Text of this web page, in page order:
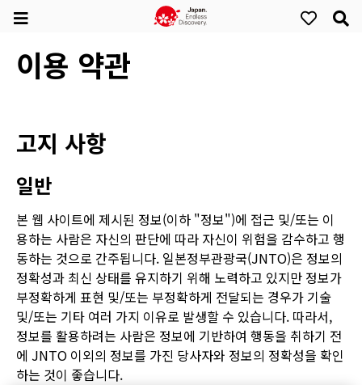
이용 약관
고지 사항
일반
본 웹 사이트에 제시된 정보(이하 "정보")에 접근 및/또는 이
용하는 사람은 자신의 판단에 따라 자신이 위험을 감수하고 행
동하는 것으로 간주됩니다. 일본정부관광국(JNTO)은 정보의
정확성과 최신 상태를 유지하기 위해 노력하고 있지만 정보가
부정확하게 표현 및/또는 부정확하게 전달되는 경우가 기술
및/또는 기타 여러 가지 이유로 발생할 수 있습니다. 따라서,
정보를 활용하려는 사람은 정보에 기반하여 행동을 취하기 전
에 JNTO 이외의 정보를 가진 당사자와 정보의 정확성을 확인
하는 것이 좋습니다.